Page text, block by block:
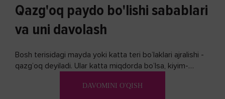
Qazg'oq paydo bo'lishi sabablari
va uni davolash
Bosh terisidagi mayda yoki katta teri bo’laklari ajralishi -
qazg’oq deyiladi. Ular katta miqdorda bo’lsa, kiyim-
DAVOMINI O'QISH